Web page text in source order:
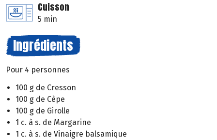
Cuisson
5 min
Ingrédients
Pour 4 personnes
100 g de Cresson
100 g de Cèpe
100 g de Girolle
1 c. à s. de Margarine
1 c. à s. de Vinaigre balsamique